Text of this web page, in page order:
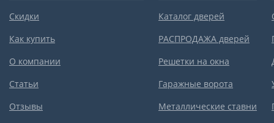
Скидки
Как купить
О компании
Статьи
Отзывы
Каталог дверей
РАСПРОДАЖА дверей
Решетки на окна
Гаражные ворота
Металлические ставни